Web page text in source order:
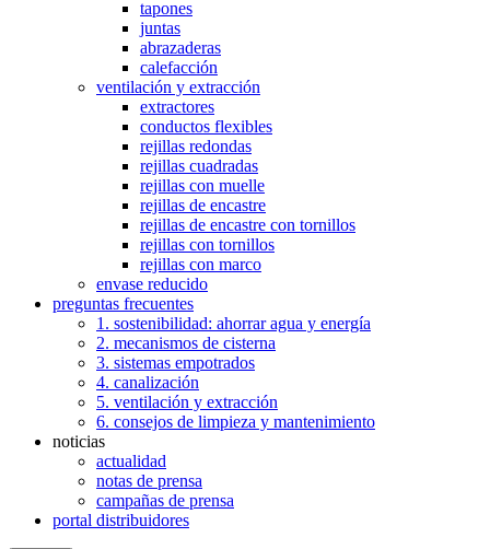
tapones
juntas
abrazaderas
calefacción
ventilación y extracción
extractores
conductos flexibles
rejillas redondas
rejillas cuadradas
rejillas con muelle
rejillas de encastre
rejillas de encastre con tornillos
rejillas con tornillos
rejillas con marco
envase reducido
preguntas frecuentes
1. sostenibilidad: ahorrar agua y energía
2. mecanismos de cisterna
3. sistemas empotrados
4. canalización
5. ventilación y extracción
6. consejos de limpieza y mantenimiento
noticias
actualidad
notas de prensa
campañas de prensa
portal distribuidores